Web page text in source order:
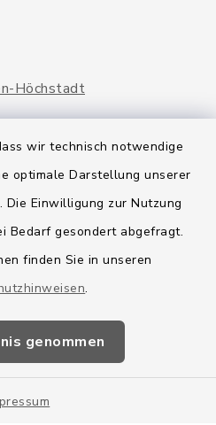
wir technisch notwendige
optimale Darstellung unserer
Die Einwilligung zur Nutzung
Bedarf gesondert abgefragt.
finden Sie in unseren
.
genommen
Höchstadt